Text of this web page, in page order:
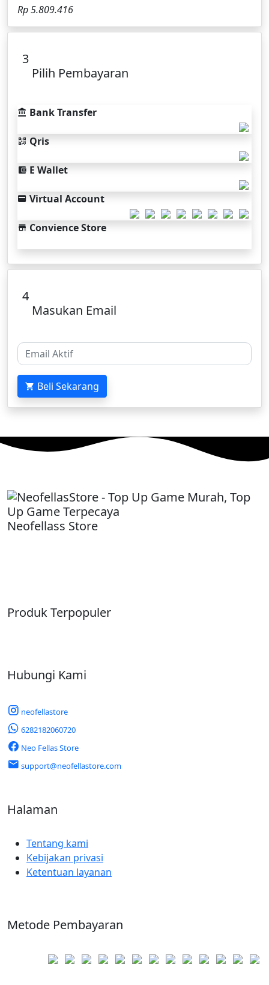
Rp 5.809.416
3
Pilih Pembayaran
Bank Transfer
Qris
E Wallet
Virtual Account
Convience Store
4
Masukan Email
Beli Sekarang
Neofellass Store
Produk Terpopuler
Hubungi Kami
neofellastore
6282182060720
Neo Fellas Store
support@neofellastore.com
Halaman
Tentang kami
Kebijakan privasi
Ketentuan layanan
Metode Pembayaran